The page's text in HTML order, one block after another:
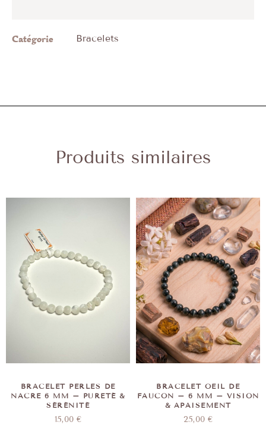
Catégorie Bracelets
Produits similaires
BRACELET PERLES DE
NACRE 6 MM – PURETÉ &
SÉRÉNITÉ
15,00 €
BRACELET OEIL DE
FAUCON – 6 MM – VISION
& APAISEMENT
25,00 €